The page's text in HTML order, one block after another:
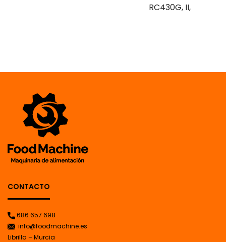
RC430G, II,
CONTACTO
686 657 698
info@foodmachine.es
Librilla – Murcia